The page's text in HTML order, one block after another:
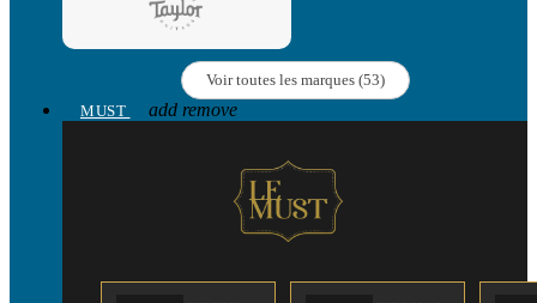
Voir toutes les marques (53)
MUST
add remove